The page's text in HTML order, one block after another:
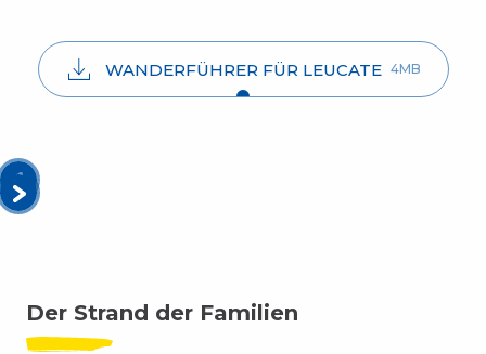
WANDERFÜHRER FÜR LEUCATE 4MB
Der Strand der Familien